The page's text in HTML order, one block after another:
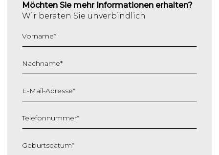
Möchten Sie mehr Informationen erhalten?
Wir beraten Sie unverbindlich
Vorname*
Nachname*
E-Mail-Adresse*
Telefonnummer*
Geburtsdatum*